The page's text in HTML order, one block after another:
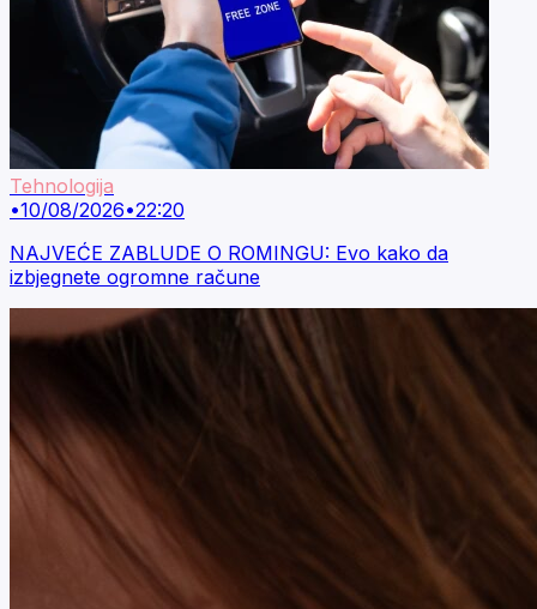
Tehnologija
•10/08/2026•22:20
NAJVEĆE ZABLUDE O ROMINGU: Evo kako da
izbjegnete ogromne račune